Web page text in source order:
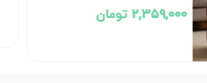
تومان